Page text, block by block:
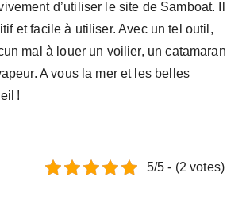
d’utiliser le site de Samboat. Il
et facile à utiliser. Avec un tel outil,
mal à louer un voilier, un catamaran
A vous la mer et les belles
!
5/5 - (2 votes)